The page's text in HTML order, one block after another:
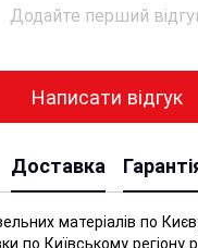
Додайте перший
Написати відгук
Доставка
матеріалів по
по Київському регіону